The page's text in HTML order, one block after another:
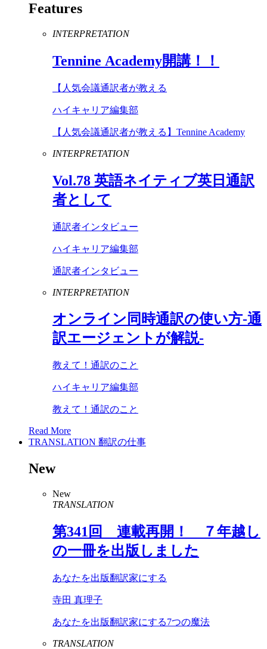
Features
INTERPRETATION
Tennine Academy開講！！
【人気会議通訳者が教える
ハイキャリア編集部
【人気会議通訳者が教える】Tennine Academy
INTERPRETATION
Vol.78 英語ネイティブ英日通訳
者として
通訳者インタビュー
ハイキャリア編集部
通訳者インタビュー
INTERPRETATION
オンライン同時通訳の使い方-通
訳エージェントが解説-
教えて！通訳のこと
ハイキャリア編集部
教えて！通訳のこと
Read More
TRANSLATION 翻訳の仕事
New
New
TRANSLATION
第341 回 連載再開！ ７年越し
の一冊を出版しました
あなたを出版翻訳家にする
寺田 真理子
あなたを出版翻訳家にする7つの魔法
TRANSLATION